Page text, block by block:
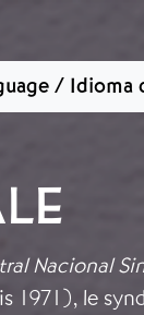
/
Nacional
1971), le